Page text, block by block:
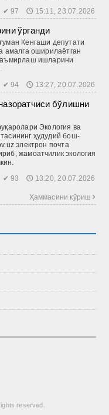
✔ 97 🕔 15:11, 23.07.2026
ўрганди
Кенгаши депутати
амалга оширилаётган
ишларини
✔ 94 🕔 13:27, 20.07.2026
бўлишни
Экология ва
ҳудудий бош­
электрон почта
жамоатчилик экология
✔ 93 🕔 13:20, 20.07.2026
Ҳаммасини кўриш 
reserved.